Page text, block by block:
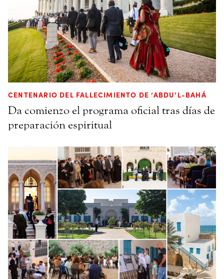
CENTENARIO DEL FALLECIMIENTO DE ‘ABDU’L-BAHÁ
Da comienzo el programa oficial tras días de
preparación espiritual